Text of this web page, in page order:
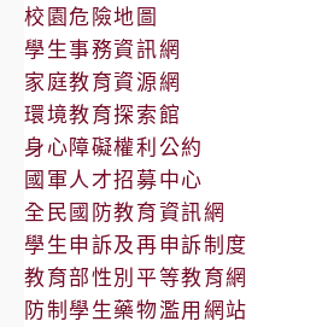
校園危險地圖
學生事務資訊網
家庭教育資源網
環境教育探索館
身心障礙權利公約
國軍人才招募中心
全民國防教育資訊網
學生申訴及再申訴制度
教育部性別平等教育網
防制學生藥物濫用網站